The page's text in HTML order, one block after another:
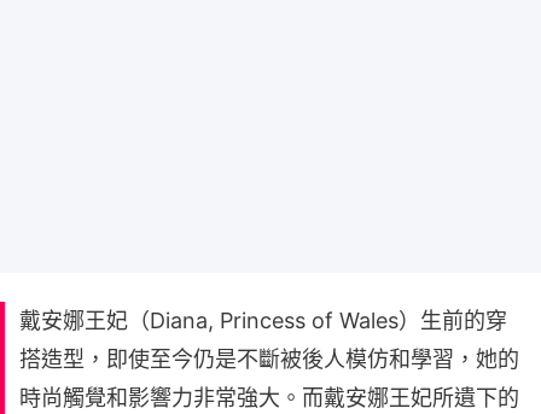
戴安娜王妃（Diana, Princess of Wales）生前的穿
搭造型，即使至今仍是不斷被後人模仿和學習，她的
時尚觸覺和影響力非常強大。而戴安娜王妃所遺下的